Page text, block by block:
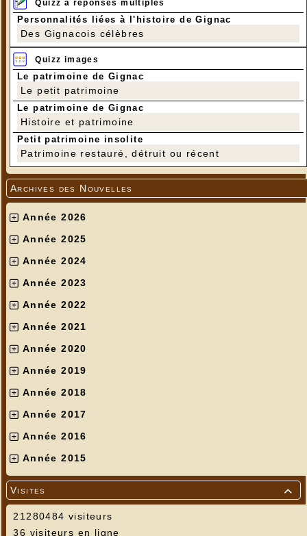
Quizz à réponses multiples
Personnalités liées à l'histoire de Gignac
Des Gignacois célèbres
Quizz images
Le patrimoine de Gignac
Le petit patrimoine
Le patrimoine de Gignac
Histoire et patrimoine
Petit patrimoine insolite
Patrimoine restauré, détruit ou récent
Archives des Nouvelles
Année 2026
Année 2025
Année 2024
Année 2023
Année 2022
Année 2021
Année 2020
Année 2019
Année 2018
Année 2017
Année 2016
Année 2015

Visites
21280484 visiteurs
36 visiteurs en ligne